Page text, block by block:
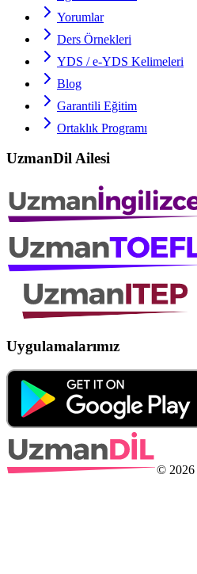
Yorumlar
Ders Örnekleri
YDS / e-YDS Kelimeleri
Blog
Garantili Eğitim
Ortaklık Programı
UzmanDil Ailesi
Uygulamalarımız
© 2026